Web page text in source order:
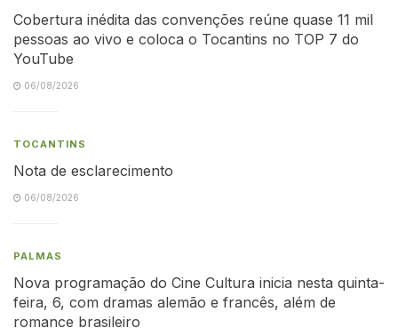
Cobertura inédita das convenções reúne quase 11 mil
pessoas ao vivo e coloca o Tocantins no TOP 7 do
YouTube
06/08/2026
TOCANTINS
Nota de esclarecimento
06/08/2026
PALMAS
Nova programação do Cine Cultura inicia nesta quinta-
feira, 6, com dramas alemão e francês, além de
romance brasileiro